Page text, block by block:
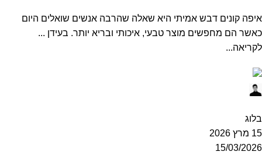
איפה קונים דבש אמיתי היא שאלה שהרבה אנשים שואלים היום
כאשר הם מחפשים מוצר טבעי, איכותי ובריא יותר. בעידן ...
לקריאה...
בלוג
15 מרץ 2026
15/03/2026